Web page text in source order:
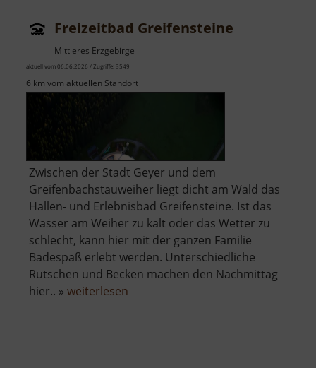
Freizeitbad Greifensteine
Mittleres Erzgebirge
aktuell vom 06.06.2026 / Zugriffe: 3549
6 km vom aktuellen Standort
Zwischen der Stadt Geyer und dem
Greifenbachstauweiher liegt dicht am Wald das
Hallen- und Erlebnisbad Greifensteine. Ist das
Wasser am Weiher zu kalt oder das Wetter zu
schlecht, kann hier mit der ganzen Familie
Badespaß erlebt werden. Unterschiedliche
Rutschen und Becken machen den Nachmittag
hier.. » weiterlesen